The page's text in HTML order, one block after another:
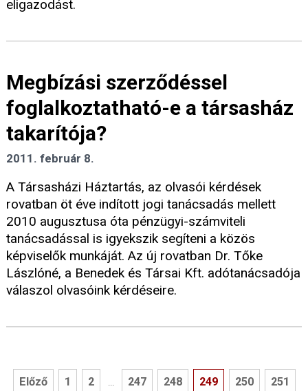
eligazodást.
Megbízási szerződéssel
foglalkoztatható-e a társasház
takarítója?
2011. február 8.
A Társasházi Háztartás, az olvasói kérdések
rovatban öt éve indított jogi tanácsadás mellett
2010 augusztusa óta pénzügyi-számviteli
tanácsadással is igyekszik segíteni a közös
képviselők munkáját. Az új rovatban Dr. Tőke
Lászlóné, a Benedek és Társai Kft. adótanácsadója
válaszol olvasóink kérdéseire.
Előző 1 2 ... 247 248 249 250 251